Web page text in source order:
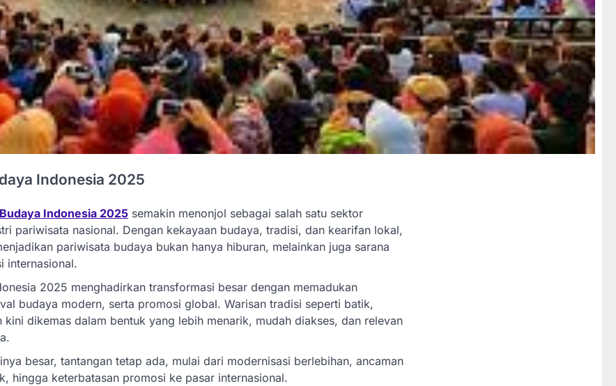
Indonesia 2025
Indonesia 2025 semakin menonjol sebagai salah satu sektor
pariwisata nasional. Dengan kekayaan budaya, tradisi, dan kearifan lokal,
pariwisata budaya bukan hanya hiburan, melainkan juga sarana
internasional.
2025 menghadirkan transformasi besar dengan memadukan
budaya modern, serta promosi global. Warisan tradisi seperti batik,
kini dikemas dalam bentuk yang lebih menarik, mudah diakses, dan relevan
besar, tantangan tetap ada, mulai dari modernisasi berlebihan, ancaman
hingga keterbatasan promosi ke pasar internasional.